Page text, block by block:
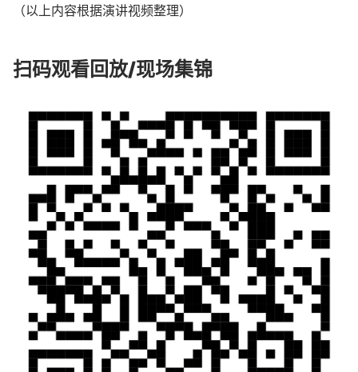
（以上内容根据演讲视频整理）
扫码观看回放/现场集锦